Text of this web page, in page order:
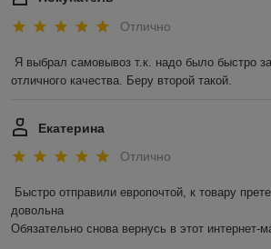
Отлично
Я выбрал самовывоз т.к. надо было быстро
отличного качества. Беру второй такой.
Екатерина
Отлично
Быстро отправили европочтой, к товару
довольна
Обязательно снова вернусь в этот интернет-